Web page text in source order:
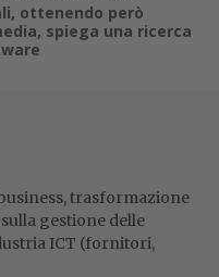
ottenendo però
spiega una ricerca
trasformazione
gestione delle
ICT (fornitori,